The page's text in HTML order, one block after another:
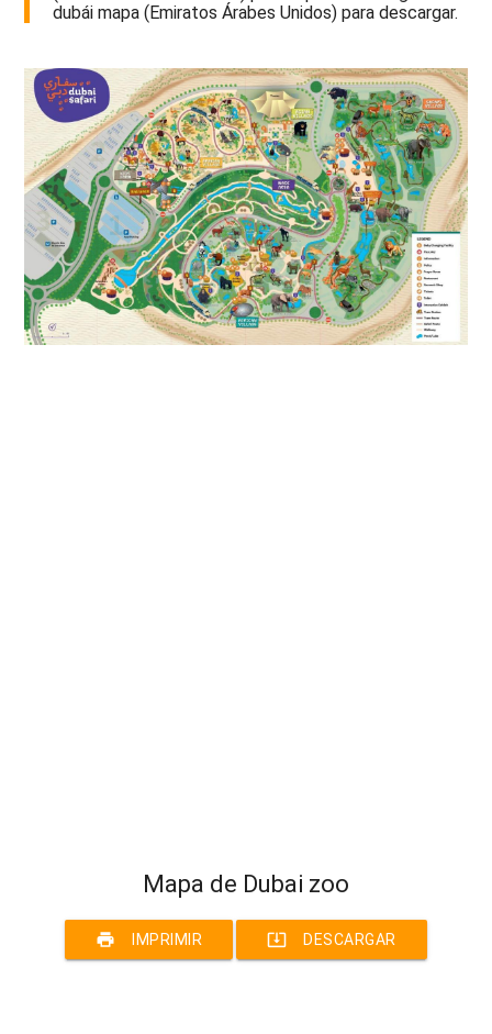
dubái mapa (Emiratos Árabes Unidos) para descargar.
Mapa de Dubai zoo
print IMPRIMIR system_update_alt DESCARGAR